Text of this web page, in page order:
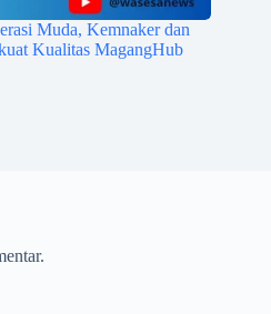
Muda, Kemnaker dan
Kualitas MagangHub